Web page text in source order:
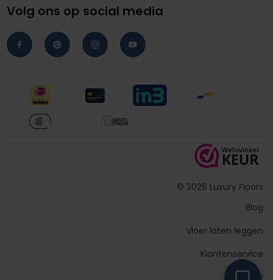
Volg ons op social media
© 2026 Luxury Floors
Blog
Vloer laten leggen
Klantenservice
FAQ